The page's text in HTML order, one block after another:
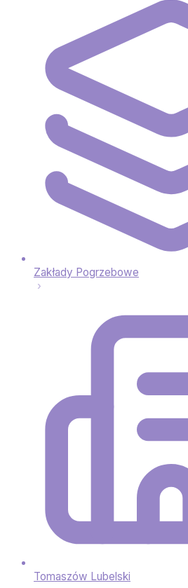
Zakłady Pogrzebowe
Tomaszów Lubelski